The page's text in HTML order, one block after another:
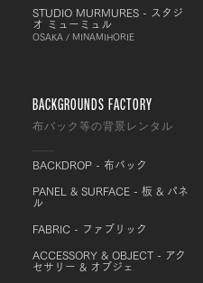
STUDIO MURMURES - スタジ
オ ミューミュル
OSAKA / MINAMIHORIE
BACKGROUNDS FACTORY
布バック等の背景レンタル
BACKDROP - 布バック
PANEL & SURFACE - 板 & パネ
ル
FABRIC - ファブリック
ACCESSORY & OBJECT - アク
セサリー & オブジェ